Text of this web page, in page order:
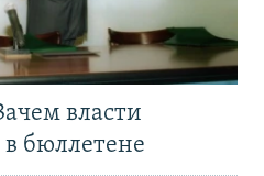
власти
в бюллетене